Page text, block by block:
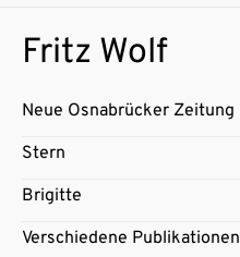
Fritz Wolf
Neue Osnabrücker Zeitung
Stern
Brigitte
Verschiedene Publikationen